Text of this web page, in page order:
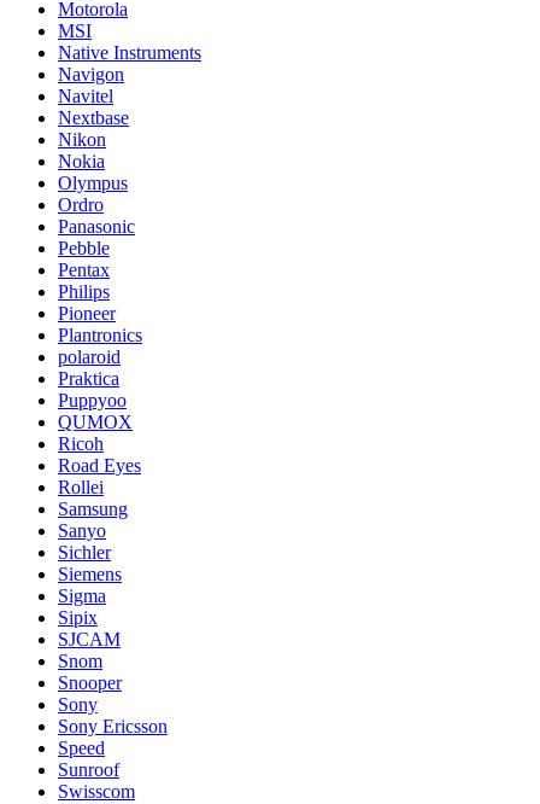
Motorola
MSI
Native Instruments
Navigon
Navitel
Nextbase
Nikon
Nokia
Olympus
Ordro
Panasonic
Pebble
Pentax
Philips
Pioneer
Plantronics
polaroid
Praktica
Puppyoo
QUMOX
Ricoh
Road Eyes
Rollei
Samsung
Sanyo
Sichler
Siemens
Sigma
Sipix
SJCAM
Snom
Snooper
Sony
Sony Ericsson
Speed
Sunroof
Swisscom